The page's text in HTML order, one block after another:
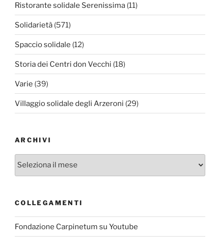
Ristorante solidale Serenissima (11)
Solidarietà (571)
Spaccio solidale (12)
Storia dei Centri don Vecchi (18)
Varie (39)
Villaggio solidale degli Arzeroni (29)
ARCHIVI
Archivi
COLLEGAMENTI
Fondazione Carpinetum su Youtube